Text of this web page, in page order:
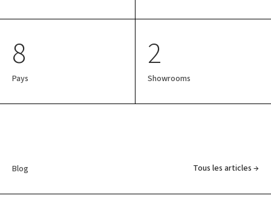
8
Pays
2
Showrooms
Blog Tous les articles →